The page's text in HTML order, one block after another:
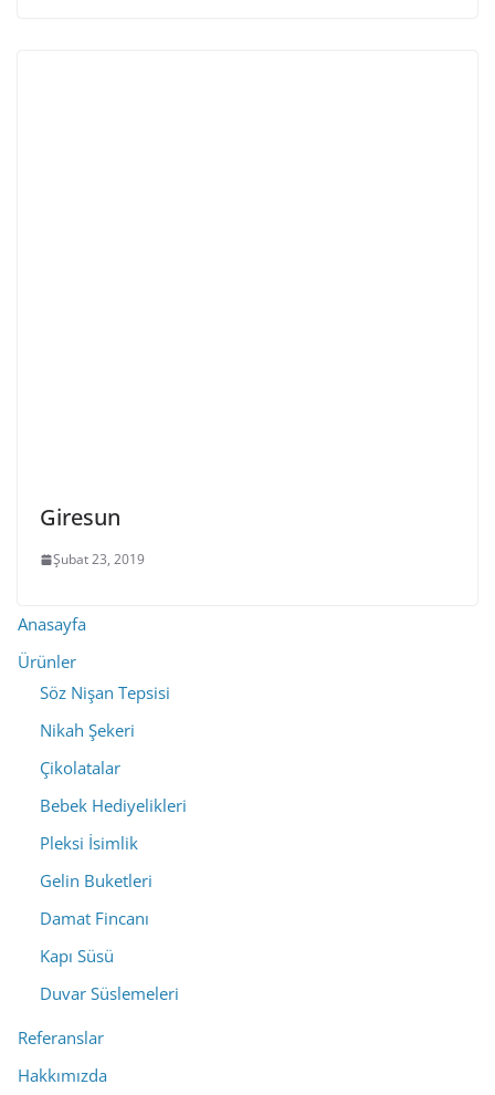
Giresun
Şubat 23, 2019
Anasayfa
Ürünler
Söz Nişan Tepsisi
Nikah Şekeri
Çikolatalar
Bebek Hediyelikleri
Pleksi İsimlik
Gelin Buketleri
Damat Fincanı
Kapı Süsü
Duvar Süslemeleri
Referanslar
Hakkımızda